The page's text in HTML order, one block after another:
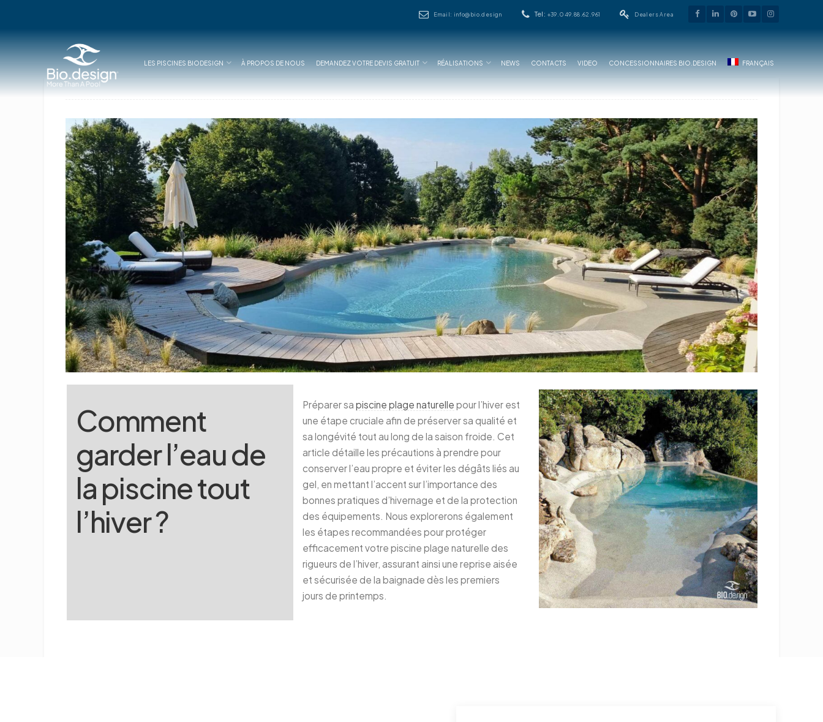
Email: info@bio.design Tel: +39.049.88.62.961 Dealers Area
LES PISCINES BIODESIGN À PROPOS DE NOUS DEMANDEZ VOTRE DEVIS GRATUIT RÉALISATIONS NEWS CONTACTS VIDEO CONCESSIONNAIRES BIO.DESIGN FRANÇAIS
Comment
garder l’eau de
la piscine tout
l’hiver ?
Préparer sa piscine plage naturelle pour l’hiver est
une étape cruciale afin de préserver sa qualité et
sa longévité tout au long de la saison froide. Cet
article détaille les précautions à prendre pour
conserver l’eau propre et éviter les dégâts liés au
gel, en mettant l’accent sur l’importance des
bonnes pratiques d’hivernage et de la protection
des équipements. Nous explorerons également
les étapes recommandées pour protéger
efficacement votre piscine plage naturelle des
rigueurs de l’hiver, assurant ainsi une reprise aisée
et sécurisée de la baignade dès les premiers
jours de printemps.